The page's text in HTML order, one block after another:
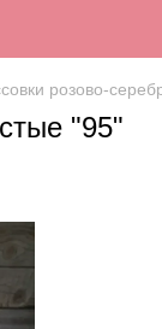
розово-
"95"